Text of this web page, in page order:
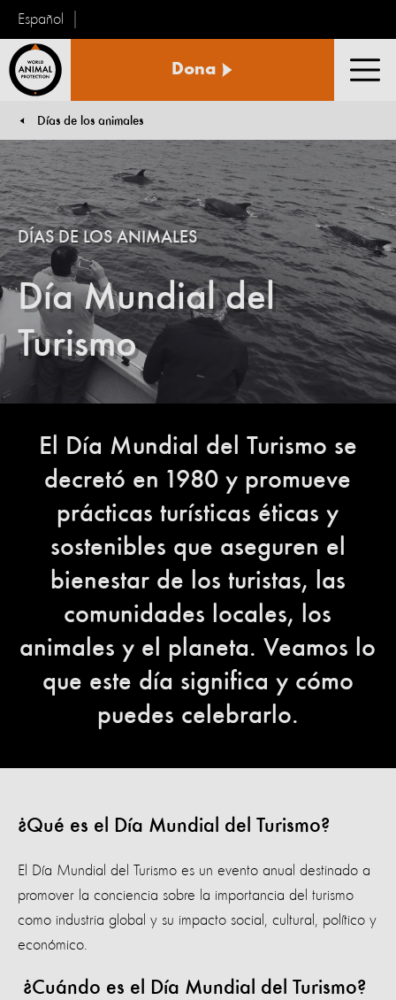
Español
Animal
Dona
Días de los animales
Día Mundial del
Turismo
DÍAS DE LOS ANIMALES
El Día Mundial del Turismo se
decretó en 1980 y promueve
prácticas turísticas éticas y
sostenibles que aseguren el
bienestar de los turistas, las
comunidades locales, los
animales y el planeta. Veamos lo
que este día significa y cómo
puedes celebrarlo.
¿Qué es el Día Mundial del Turismo?
El Día Mundial del Turismo es un evento anual destinado a
promover la conciencia sobre la importancia del turismo
como industria global y su impacto social, cultural, político y
económico.
¿Cuándo es el Día Mundial del Turismo?